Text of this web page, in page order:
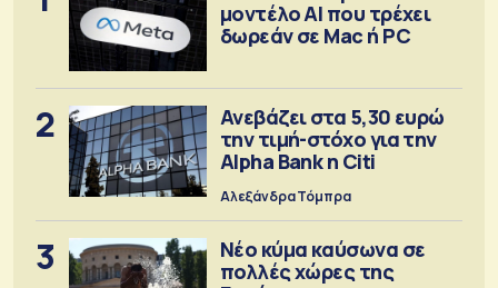
μοντέλο ΑΙ που τρέχει
δωρεάν σε Mac ή PC
2
Ανεβάζει στα 5,30 ευρώ
την τιμή-στόχο για την
Alpha Bank η Citi
Αλεξάνδρα Τόμπρα
3
Νέο κύμα καύσωνα σε
πολλές χώρες της